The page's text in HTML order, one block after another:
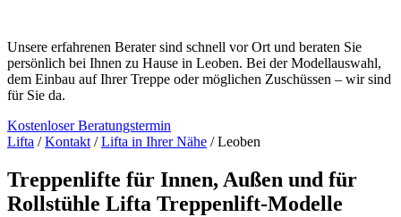
Unsere erfahrenen Berater sind schnell vor Ort und beraten Sie
persönlich bei Ihnen zu Hause in Leoben. Bei der Modellauswahl,
dem Einbau auf Ihrer Treppe oder möglichen Zuschüssen – wir sind
für Sie da.
Kostenloser Beratungstermin
Lifta / Kontakt / Lifta in Ihrer Nähe / Leoben
Treppenlifte für Innen, Außen und für
Rollstühle Lifta Treppenlift-Modelle